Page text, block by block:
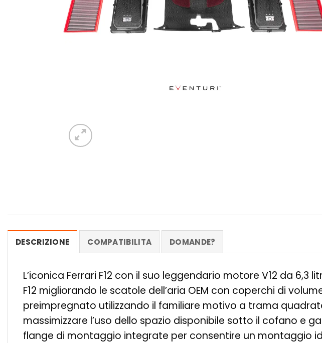
DESCRIZIONE COMPATIBILITA DOMANDE?
L’iconica Ferrari F12 con il suo leggendario motore V12 da
F12 migliorando le scatole dell’aria OEM con coperchi di
preimpregnato utilizzando il familiare motivo a trama
massimizzare l’uso dello spazio disponibile sotto il cofano e
flange di montaggio integrate per consentire un montaggio